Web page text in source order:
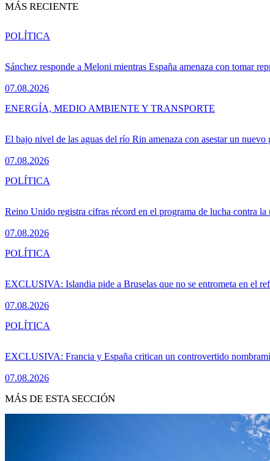
MÁS RECIENTE
Sánchez responde a Meloni mientras España amenaza con tomar
07.08.2026
POLÍTICA
El bajo nivel de las aguas del río Rin amenaza con asestar un nuevo
07.08.2026
ENERGÍA, MEDIO AMBIENTE Y TRANSPORTE
Reino Unido registra cifras récord en el programa de lucha contra la
07.08.2026
POLÍTICA
EXCLUSIVA: Islandia pide a Bruselas que no se entrometa en el
07.08.2026
POLÍTICA
EXCLUSIVA: Francia y España critican un controvertido
07.08.2026
POLÍTICA
MÁS DE ESTA SECCIÓN